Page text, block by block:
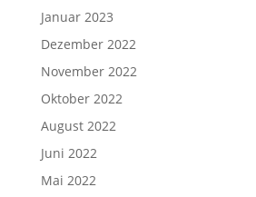
Januar 2023
Dezember 2022
November 2022
Oktober 2022
August 2022
Juni 2022
Mai 2022